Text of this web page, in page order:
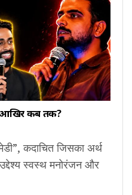
आखिर कब तक?
कदाचित जिसका अर्थ
स्वस्थ मनोरंजन और